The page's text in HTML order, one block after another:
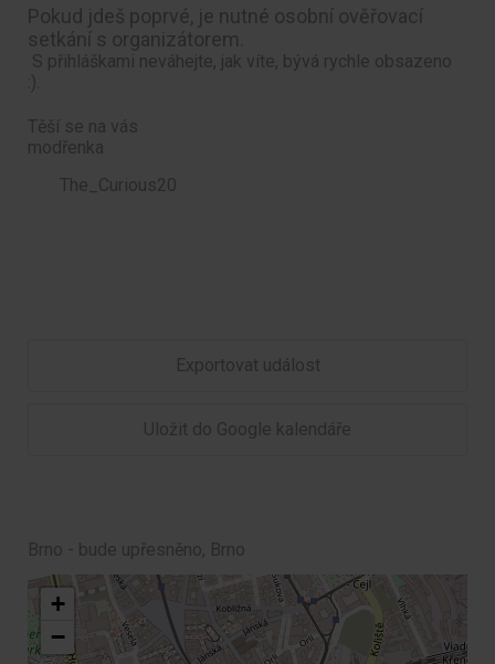
Pokud jdeš poprvé, je nutné osobní ověřovací
setkání s organizátorem.
S přihláškami neváhejte, jak víte, bývá rychle obsazeno
:).
Těší se na vás
modřenka
The_Curious20
Exportovat událost
Uložit do Google kalendáře
Brno - bude upřesněno, Brno
+
−